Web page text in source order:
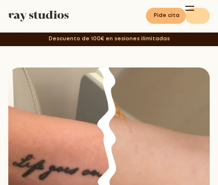
Pide cita
Descuento de 100€ en sesiones ilimitadas